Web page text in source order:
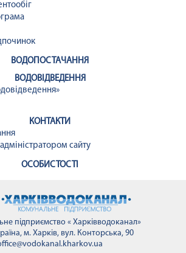
ВОДОПОСТАЧАННЯ
ВОДОВІДВЕДЕННЯ
КОНТАКТИ
сайту
ОСОБИСТОСТІ
підприємство « Харківводоканал»
м. Харків, вул. Конторська, 90